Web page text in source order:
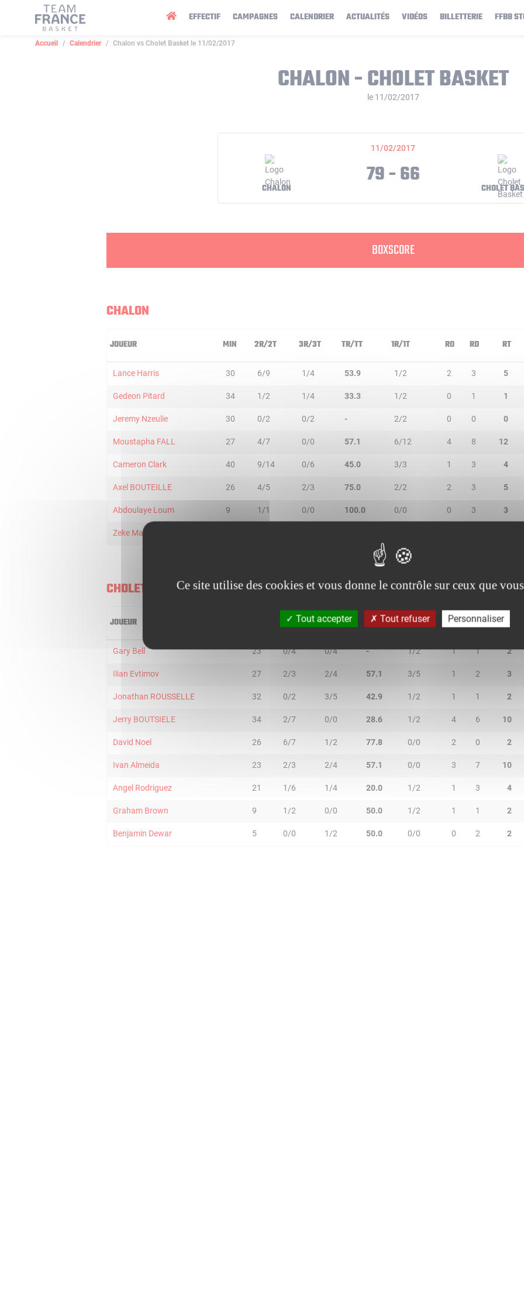
EFFECTIF CAMPAGNES CALENDRIER ACTUALITÉS VIDÉOS BILLETTERIE FFBB
Accueil Calendrier Chalon vs Cholet Basket le 11/02/2017
CHALON - CHOLET BASKET
le 11/02/2017
11/02/2017
CHALON 79 - 66 CHOLET
BOXSCORE
CHALON
JOUEUR MIN 2R/2T 3R/3T TR/TT 1R/1T RO RD RT
Lance Harris 30 6/9 1/4 53.9 1/2 2 3 5
Gedeon Pitard 34 1/2 1/4 33.3 1/2 0 1 1
Jeremy Nzeulie 30 0/2 0/2 - 2/2 0 0 0
Moustapha FALL 27 4/7 0/0 57.1 6/12 4 8 12
Cameron Clark 40 9/14 0/6 45.0 3/3 1 3 4
Axel BOUTEILLE 26 4/5 2/3 75.0 2/2 2 3 5
Abdoulaye Loum 9 1/1 0/0 100.0 0/0 0 3 3
Zeke Marshall
CHOLET BASKET
JOUEUR 2R/2T 3R/3T TR/TT 1R/1T RO RD
Gary Bell 23 0/4 0/4 - 1/2 1 1 2
Ilian Evtimov 27 2/3 2/4 57.1 3/5 1 2 3
Jonathan ROUSSELLE 32 0/2 3/5 42.9 1/2 1 1 2
Jerry BOUTSIELE 34 2/7 0/0 28.6 1/2 4 6 10
David Noel 26 6/7 1/2 77.8 0/0 2 0 2
Ivan Almeida 23 2/3 2/4 57.1 0/0 3 7 10
Angel Rodriguez 21 1/6 1/4 20.0 1/2 1 3 4
Graham Brown 9 1/2 0/0 50.0 1/2 1 1 2
Benjamin Dewar 5 0/0 1/2 50.0 0/0 0 2 2
Panneau de gestion des cookies
Ce site utilise des cookies et vous donne le contrôle sur ceux que
Tout accepter Tout refuser Personnaliser